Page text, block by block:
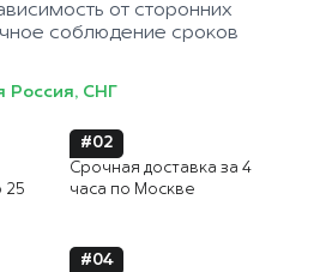
от сторонних
соблюдение сроков
Россия, СНГ
25
#02
Срочная доставка за 4
часа по Москве
#04